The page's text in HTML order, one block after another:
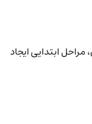
ابتدایی ایجاد